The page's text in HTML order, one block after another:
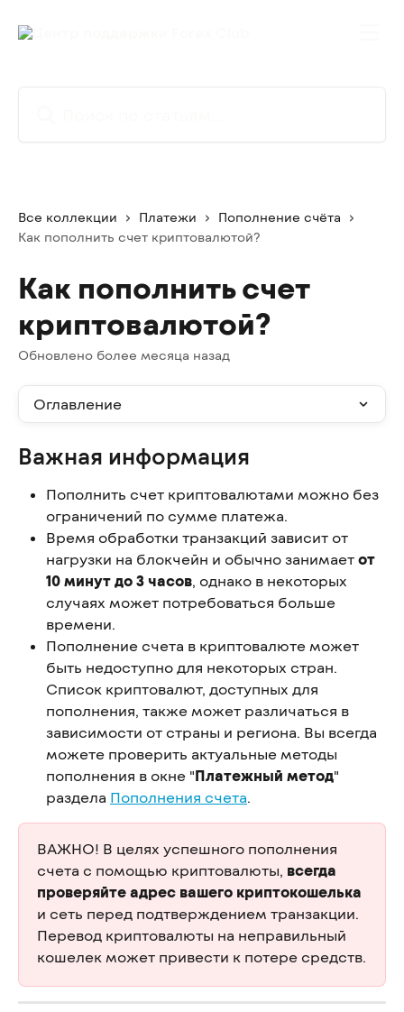
Все коллекции Платежи
Пополнение счёта
Как пополнить счет криптовалютой?
Как пополнить счет
криптовалютой?
Обновлено более месяца назад
Оглавление
Важная информация
Пополнить счет криптовалютами можно без
ограничений по сумме платежа.
Время обработки транзакций зависит от
нагрузки на блокчейн и обычно занимает от
10 минут до 3 часов, однако в некоторых
случаях может потребоваться больше
времени.
Пополнение счета в криптовалюте может
быть недоступно для некоторых стран.
Список криптовалют, доступных для
пополнения, также может различаться в
зависимости от страны и региона. Вы всегда
можете проверить актуальные методы
пополнения в окне "Платежный метод"
раздела Пополнения счета.
ВАЖНО! В целях успешного пополнения
счета с помощью криптовалюты, всегда
проверяйте адрес вашего криптокошелька
и сеть перед подтверждением транзакции.
Перевод криптовалюты на неправильный
кошелек может привести к потере средств.